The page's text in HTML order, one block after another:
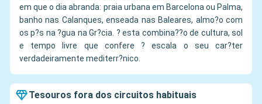
em que o dia abranda: praia urbana em Barcelona ou Palma,
banho nas Calanques, enseada nas Baleares, almo?o com
os p?s na ?gua na Gr?cia. ? esta combina??o de cultura, sol
e tempo livre que confere ? escala o seu car?ter
verdadeiramente mediterr?nico.
Tesouros fora dos circuitos habituais